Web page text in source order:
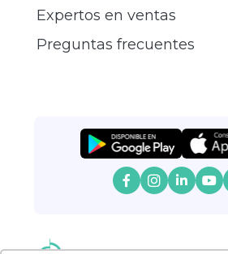
Expertos en ventas
Preguntas frecuentes